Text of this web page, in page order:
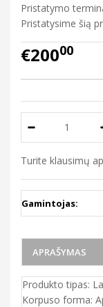
Pristatymo
Pristatysime šią
€20000
Turite klausimų
Gamintojas:
APRAŠYMAS
Produkto tipas:
Korpuso forma: